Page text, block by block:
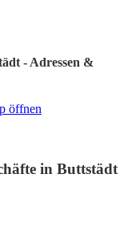
- Adressen &
öffnen
in Buttstädt